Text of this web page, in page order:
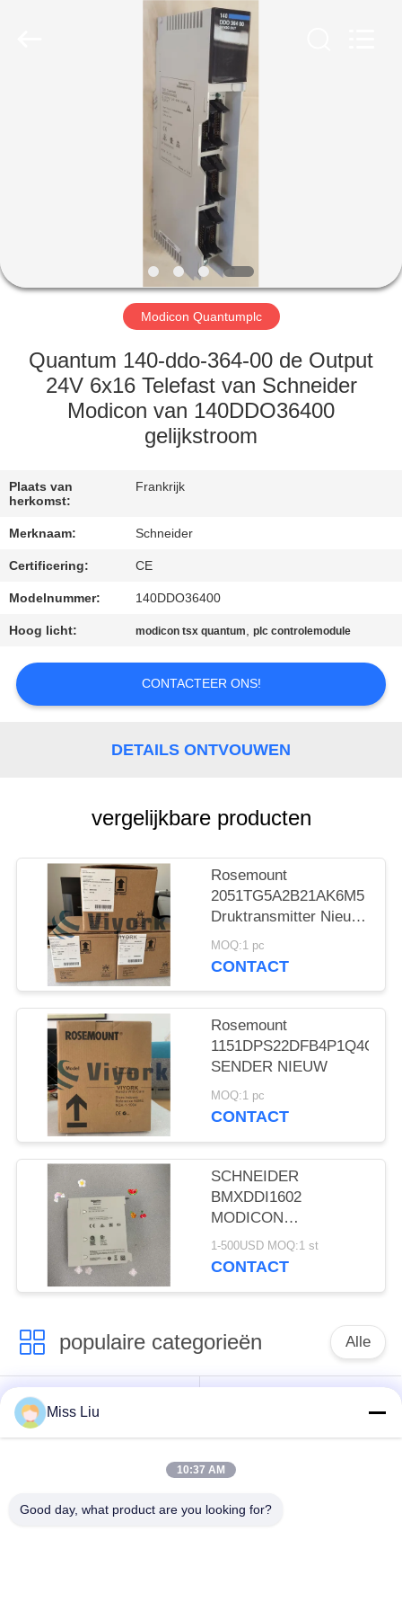
PRODUCTEN
FABRIEKSREIS
KWALITEITSCONTROLE
CONTACTEER
VERZOEK
OM EEN
SITEMAP
PRIVACY
POLICY
Modicon Quantumplc
Quantum 140-ddo-364-00 de Output
24V 6x16 Telefast van Schneider
Modicon van 140DDO36400
gelijkstroom
Plaats van
herkomst:
Frankrijk
Merknaam: Schneider
Certificering: CE
Modelnummer: 140DDO36400
Hoog licht: modicon tsx quantum,plc controlemodule
CONTACTEER ONS!
DETAILS ONTVOUWEN
vergelijkbare producten
Rosemount
2051TG5A2B21AK6M5
Druktransmitter Nieuw
en origineel
MOQ:1 pc
CONTACT
Rosemount
1151DPS22DFB4P1Q4Q8
SENDER NIEUW
MOQ:1 pc
CONTACT
SCHNEIDER
BMXDDI1602
MODICON
INGANGSMODULE
2,5W 24VDC IP20
1-500USD MOQ:1 st
CONTACT
populaire categorieën Alle
industriële
servomotor
Miss Liu
10:37 AM
Good day, what product are you looking for?